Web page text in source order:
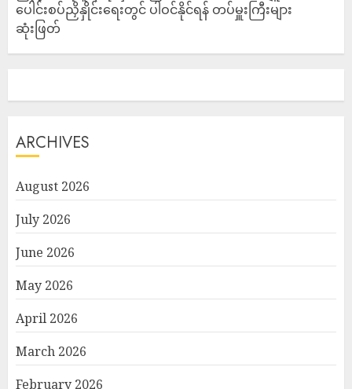
ပေါင်းစပ်ညှိနှိုင်းရေးတွင် ပါဝင်နိုင်ရန် တပ်မှူးကြီးများ
ဆုံးဖြတ်
ARCHIVES
August 2026
July 2026
June 2026
May 2026
April 2026
March 2026
February 2026